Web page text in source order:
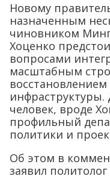
Новому
назначенным
чиновником
Хоценко
вопросами
масштабным
инфраструктуры.
человек, вроде
профильный
политики и
Об этом в
заявил